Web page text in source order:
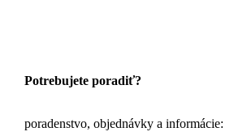
Potrebujete poradiť?
poradenstvo, objednávky a informácie: